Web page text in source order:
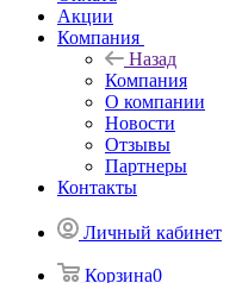
Акции
Компания
Назад
Компания
О компании
Новости
Отзывы
Партнеры
Контакты
Личный кабинет
Корзина0